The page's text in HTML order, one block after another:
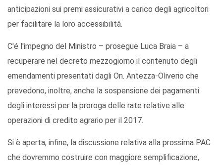
anticipazioni sui premi assicurativi a carico degli agricoltori
per facilitare la loro accessibilità.
C'é l'impegno del Ministro – prosegue Luca Braia – a
recuperare nel decreto mezzogiorno il contenuto degli
emendamenti presentati dagli On. Antezza-Oliverio che
prevedono, inoltre, anche la sospensione dei pagamenti
degli interessi per la proroga delle rate relative alle
operazioni di credito agrario per il 2017.
Si è aperta, infine, la discussione relativa alla prossima PAC
che dovremmo costruire con maggiore semplificazione,